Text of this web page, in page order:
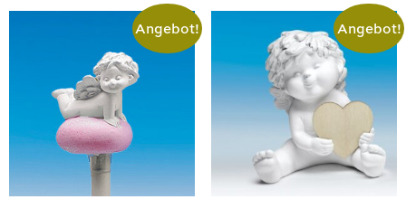
Angebot! Angebot!